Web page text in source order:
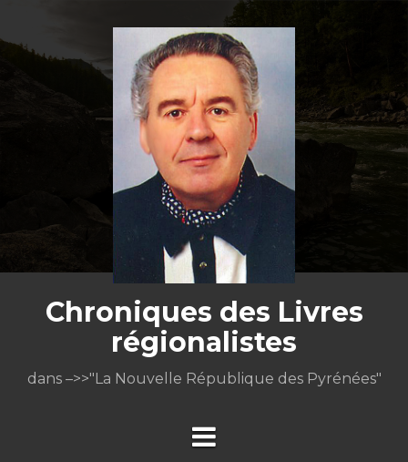
contenu
Chroniques des Livres
régionalistes
dans –>>"La Nouvelle République des Pyrénées"